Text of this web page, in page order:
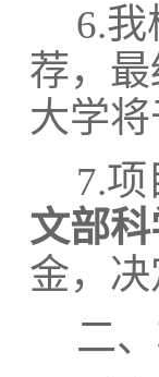
6.
荐，
大学
7.
文部
金，
二